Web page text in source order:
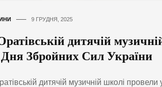
9 ГРУДНЯ, 2025
дитячій
Дня Збройних Сил України
дитячій музичній школі